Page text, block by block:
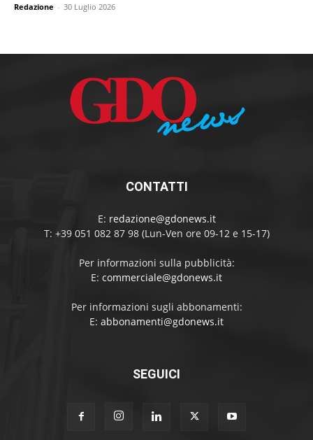
Redazione - 30 Luglio 2026
CONTATTI
E: redazione@gdonews.it
T: +39 051 082 87 98 (Lun-Ven ore 09-12 e 15-17)
Per informazioni sulla pubblicità:
E: commerciale@gdonews.it
Per informazioni sugli abbonamenti:
E: abbonamenti@gdonews.it
SEGUICI